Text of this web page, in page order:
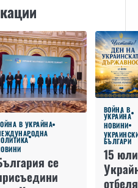
В УКРАЙНА
се
ВОЙНА В
УКРАЙНА
НОВИНИ
БЪЛГАРИ
15